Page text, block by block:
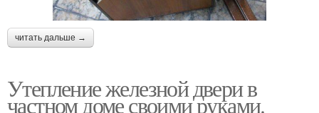
читать дальше →
Утепление железной двери в
частном доме своими руками.